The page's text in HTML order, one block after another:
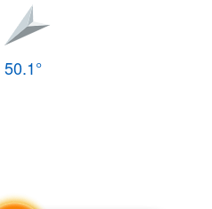
50.1°